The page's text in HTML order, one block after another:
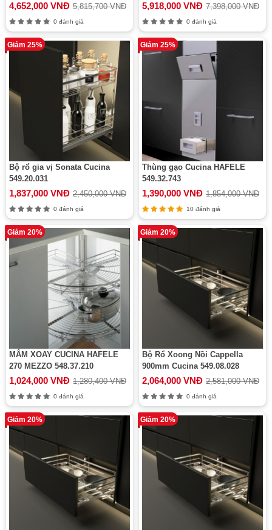
4,652,000 VNĐ 5,815,700 VNĐ
0 đánh giá
5,918,000 VNĐ 7,398,000 VNĐ
0 đánh giá
Giảm 25%
Bộ rổ gia vị Sonata Cucina
549.20.031
1,837,000 VNĐ 2,450,000 VNĐ
0 đánh giá
Giảm 25%
Thùng gạo Cucina HAFELE
549.32.743
1,390,000 VNĐ 1,854,000 VNĐ
10 đánh giá
Giảm 20%
MÂM XOAY CUCINA HAFELE
270 MEZZO 548.37.210
1,024,000 VNĐ 1,280,400 VNĐ
0 đánh giá
Giảm 20%
Bộ Rổ Xoong Nồi Cappella
900mm Cucina 549.08.028
2,064,000 VNĐ 2,581,000 VNĐ
0 đánh giá
Giảm 20% Giảm 20%